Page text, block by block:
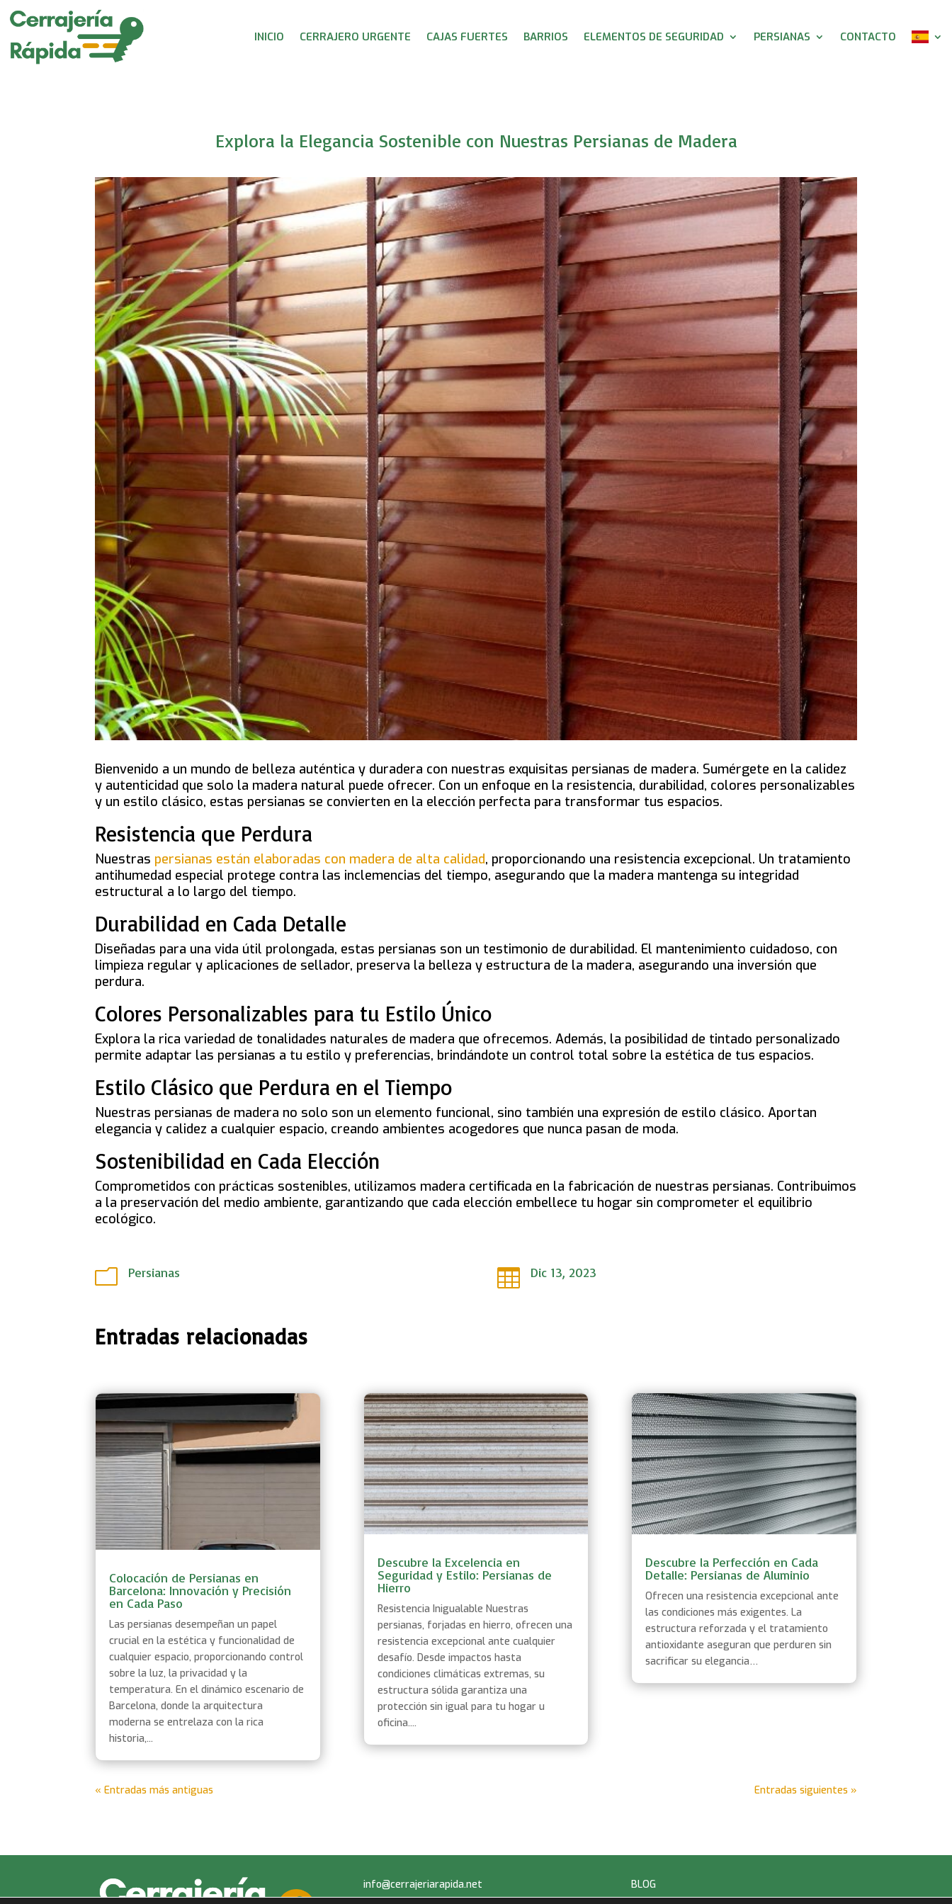
INICIO CERRAJERO URGENTE CAJAS FUERTES BARRIOS ELEMENTOS DE SEGURIDAD PERSIANAS CONTACTO
Explora la Elegancia Sostenible con Nuestras Persianas de Madera
Bienvenido a un mundo de belleza auténtica y duradera con nuestras exquisitas persianas de madera. Sumérgete en la calidez
y autenticidad que solo la madera natural puede ofrecer. Con un enfoque en la resistencia, durabilidad, colores personalizables
y un estilo clásico, estas persianas se convierten en la elección perfecta para transformar tus espacios.
Resistencia que Perdura
Nuestras persianas están elaboradas con madera de alta calidad, proporcionando una resistencia excepcional. Un tratamiento
antihumedad especial protege contra las inclemencias del tiempo, asegurando que la madera mantenga su integridad
estructural a lo largo del tiempo.
Durabilidad en Cada Detalle
Diseñadas para una vida útil prolongada, estas persianas son un testimonio de durabilidad. El mantenimiento cuidadoso, con
limpieza regular y aplicaciones de sellador, preserva la belleza y estructura de la madera, asegurando una inversión que
perdura.
Colores Personalizables para tu Estilo Único
Explora la rica variedad de tonalidades naturales de madera que ofrecemos. Además, la posibilidad de tintado personalizado
permite adaptar las persianas a tu estilo y preferencias, brindándote un control total sobre la estética de tus espacios.
Estilo Clásico que Perdura en el Tiempo
Nuestras persianas de madera no solo son un elemento funcional, sino también una expresión de estilo clásico. Aportan
elegancia y calidez a cualquier espacio, creando ambientes acogedores que nunca pasan de moda.
Sostenibilidad en Cada Elección
Comprometidos con prácticas sostenibles, utilizamos madera certificada en la fabricación de nuestras persianas. Contribuimos
a la preservación del medio ambiente, garantizando que cada elección embellece tu hogar sin comprometer el equilibrio
ecológico.
m Persianas  Dic 13, 2023
Entradas relacionadas
Colocación de Persianas en
Barcelona: Innovación y Precisión
en Cada Paso
Las persianas desempeñan un papel
crucial en la estética y funcionalidad de
cualquier espacio, proporcionando control
sobre la luz, la privacidad y la
temperatura. En el dinámico escenario de
Barcelona, donde la arquitectura
moderna se entrelaza con la rica
historia,...
Descubre la Excelencia en
Seguridad y Estilo: Persianas de
Hierro
Resistencia Inigualable Nuestras
persianas, forjadas en hierro, ofrecen una
resistencia excepcional ante cualquier
desafío. Desde impactos hasta
condiciones climáticas extremas, su
estructura sólida garantiza una
protección sin igual para tu hogar u
oficina....
Descubre la Perfección en Cada
Detalle: Persianas de Aluminio
Ofrecen una resistencia excepcional ante
las condiciones más exigentes. La
estructura reforzada y el tratamiento
antioxidante aseguran que perduren sin
sacrificar su elegancia…
« Entradas más antiguas Entradas siguientes »
info@cerrajeriarapida.net
BLOG